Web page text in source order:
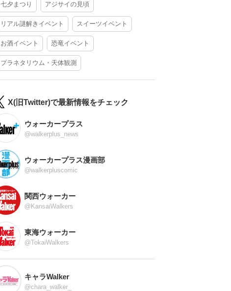
七夕まつり アジサイの見頃
リアル謎解きイベント スイーツイベント
お酒イベント 恐竜イベント
プラネタリウム・天体観測
X(旧Twitter)で最新情報をチェック
ウォーカープラス
@walkerplus_news
ウォーカープラス漫画部
@walkerpluscomic
関西ウォーカー
@KansaiWalkers
東海ウォーカー
@TokaiWalkers
キャラWalker
@chara_walker_